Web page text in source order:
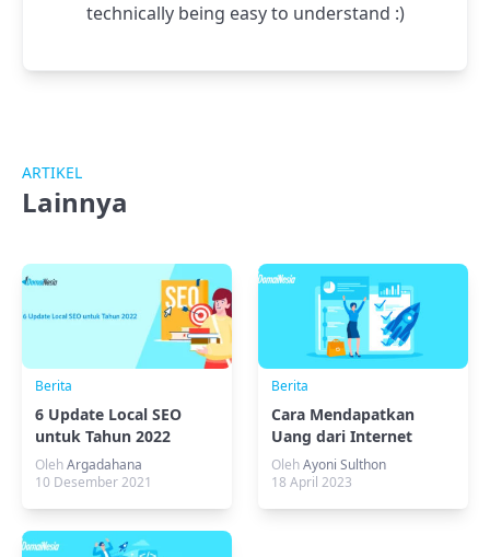
technically being easy to understand :)
ARTIKEL
Lainnya
Berita
6 Update Local SEO
untuk Tahun 2022
OlehArgadahana
10 Desember 2021
Berita
Cara Mendapatkan
Uang dari Internet
Paling Mudah
OlehAyoni Sulthon
18 April 2023